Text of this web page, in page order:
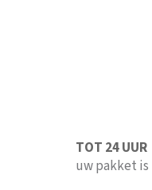
TOT 24 UUR
uw pakket is